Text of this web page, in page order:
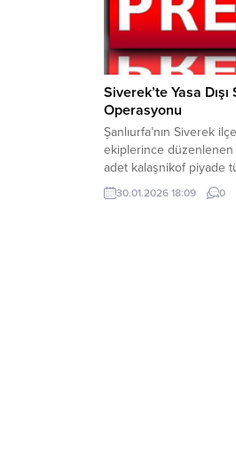
Siverek’te Yasa Dışı
Operasyonu
Şanlıurfa’nın Siverek
ekiplerince düzenlenen
adet kalaşnikof piyade
tabanca ve çok sayıda
geçirildi. Olayla ilgili 2
30.01.2026 18:09 0